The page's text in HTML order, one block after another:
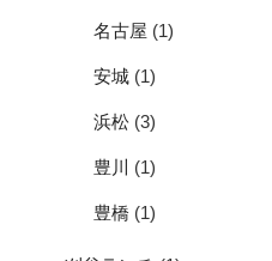
名古屋 (1)
安城 (1)
浜松 (3)
豊川 (1)
豊橋 (1)